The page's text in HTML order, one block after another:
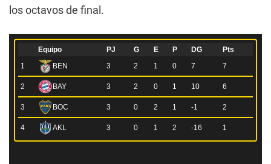
los octavos de final.